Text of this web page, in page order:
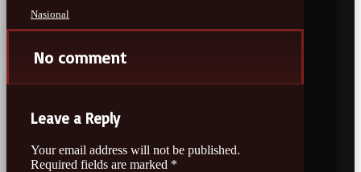
Nasional
No comment
Leave a Reply
Your email address will not be published.
Required fields are marked *